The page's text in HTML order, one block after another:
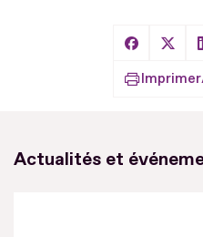
Partager
Actualités et